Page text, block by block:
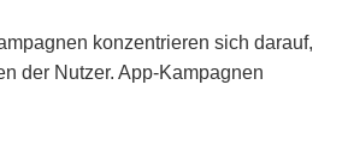
konzentrieren sich darauf,
der Nutzer. App-Kampagnen